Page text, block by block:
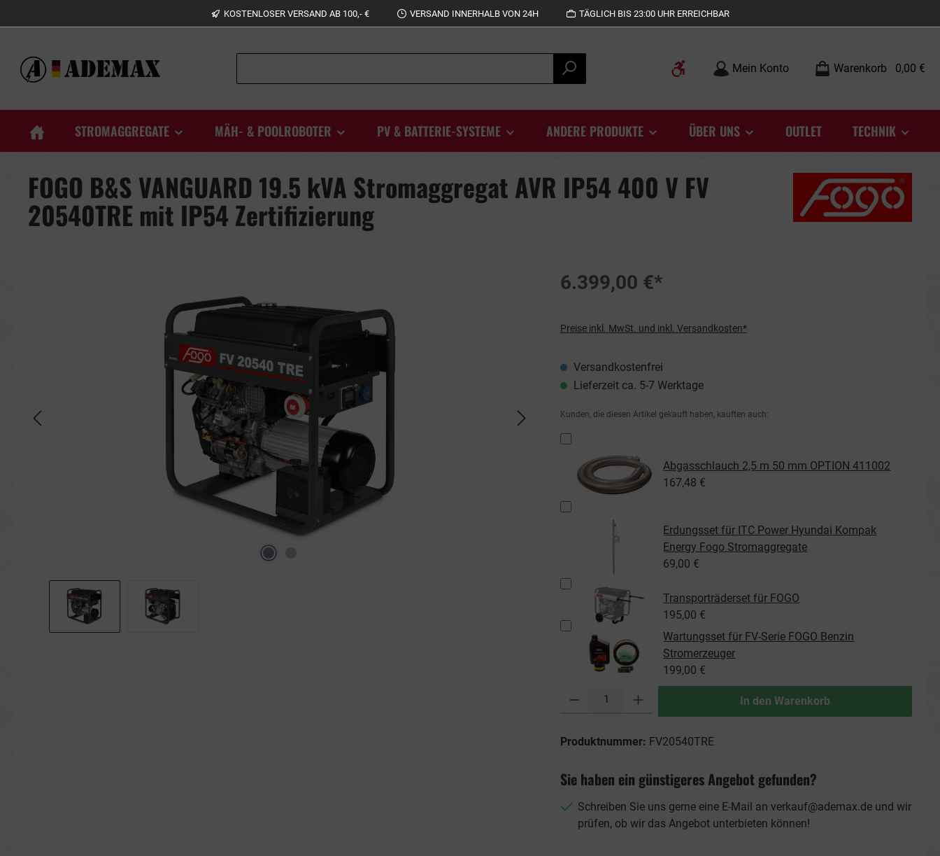
KOSTENLOSER VERSAND AB 100,- € VERSAND INNERHALB VON 24H TÄGLICH BIS 23:00 UHR ERREICHBAR
Werkzeugleiste anzeigen
Mein Konto Warenkorb 0,00 €
STROMAGGREGATE MÄH- & POOLROBOTER PV & BATTERIE-SYSTEME ANDERE PRODUKTE ÜBER UNS OUTLET TECHNIK
FOGO B&S VANGUARD 19.5 kVA Stromaggregat AVR IP54 400 V FV
20540TRE mit IP54 Zertifizierung
6.399,00 €*
Preise inkl. MwSt. und inkl. Versandkosten*
Versandkostenfrei
Lieferzeit ca. 5-7 Werktage
Kunden, die diesen Artikel gekauft haben, kauften auch:
Abgasschlauch 2,5 m 50 mm OPTION 411002
167,48 €
Erdungsset für ITC Power Hyundai Kompak
Energy Fogo Stromaggregate
69,00 €
Transporträderset für FOGO
195,00 €
Wartungsset für FV-Serie FOGO Benzin
Stromerzeuger
199,00 €
In den Warenkorb
Produktnummer: FV20540TRE
Sie haben ein günstigeres Angebot gefunden?
Schreiben Sie uns gerne eine E-Mail an verkauf@ademax.deund wir
prüfen, ob wir das Angebot unterbieten können!